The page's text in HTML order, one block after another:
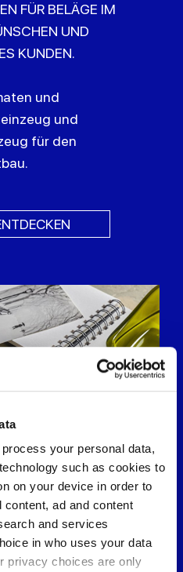
process your personal data,
such as cookies to
on your device in order to
ad and content
and services
in who uses your data
privacy choices are only
FÜR BELÄGE IM
UND
KUNDEN.
und
und
für den